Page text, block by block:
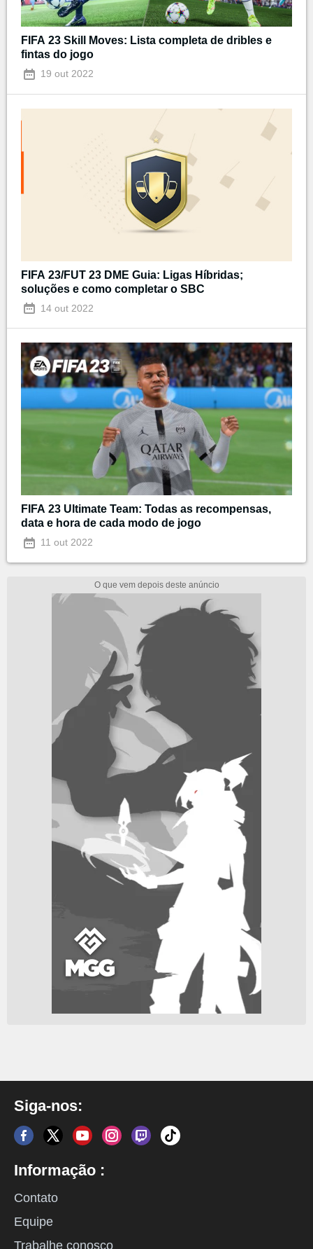
FIFA 23 Skill Moves: Lista completa de dribles e
fintas do jogo
19 out 2022
FIFA 23/FUT 23 DME Guia: Ligas Híbridas;
soluções e como completar o SBC
14 out 2022
FIFA 23 Ultimate Team: Todas as recompensas,
data e hora de cada modo de jogo
11 out 2022
Siga-nos:
Informação :
Contato
Equipe
Trabalhe conosco